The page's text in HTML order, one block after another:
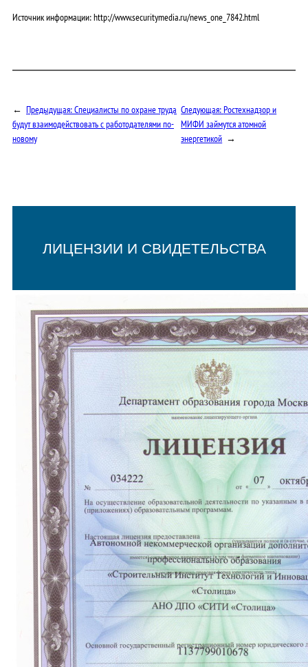
Источник информации: http://www.securitymedia.ru/news_one_7842.html
← Предыдущая:Специалисты по охране труда
будут взаимодействовать с работодателями по-
новому
Следующая:Ростехнадзор и
МИФИ займутся атомной
энергетикой →
ЛИЦЕНЗИИ И СВИДЕТЕЛЬСТВА